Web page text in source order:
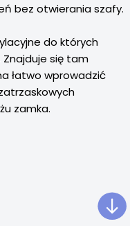
bez otwierania szafy.
do których
się tam
łatwo wprowadzić
zamka.